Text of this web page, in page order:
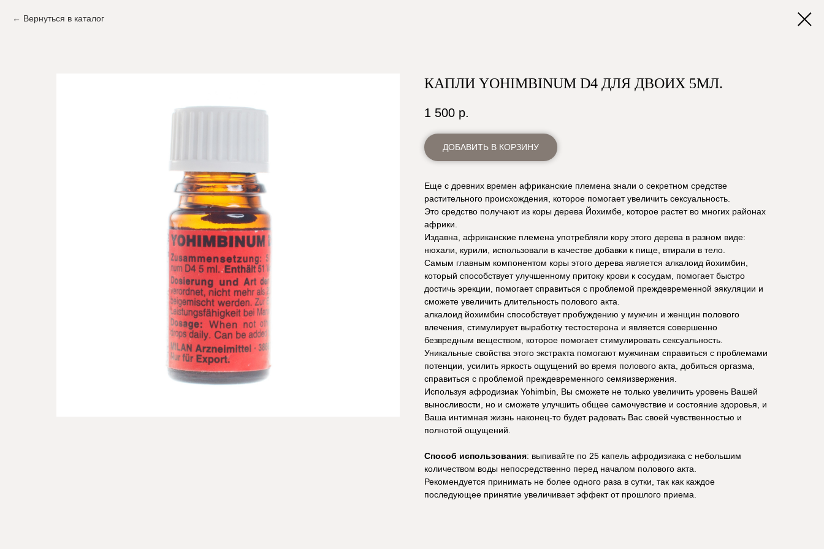
Вернуться в каталог
КАПЛИ YOHIMBINUM D4 ДЛЯ ДВОИХ 5МЛ.
1 500 р.
ДОБАВИТЬ В КОРЗИНУ
Еще с древних времен африканские племена знали о секретном средстве
растительного происхождения, которое помогает увеличить сексуальность.
Это средство получают из коры дерева Йохимбе, которое растет во многих районах
африки.
Издавна, африканские племена употребляли кору этого дерева в разном виде:
нюхали, курили, использовали в качестве добавки к пище, втирали в тело.
Самым главным компонентом коры этого дерева является алкалоид йохимбин,
который способствует улучшенному притоку крови к сосудам, помогает быстро
достичь эрекции, помогает справиться с проблемой преждевременной эякуляции и
сможете увеличить длительность полового акта.
алкалоид йохимбин способствует пробуждению у мужчин и женщин полового
влечения, стимулирует выработку тестостерона и является совершенно
безвредным веществом, которое помогает стимулировать сексуальность.
Уникальные свойства этого экстракта помогают мужчинам справиться с проблемами
потенции, усилить яркость ощущений во время полового акта, добиться оргазма,
справиться с проблемой преждевременного семяизвержения.
Используя афродизиак Yohimbin, Вы сможете не только увеличить уровень Вашей
выносливости, но и сможете улучшить общее самочувствие и состояние здоровья, и
Ваша интимная жизнь наконец-то будет радовать Вас своей чувственностью и
полнотой ощущений.
Способ использования: выпивайте по 25 капель афродизиака с небольшим
количеством воды непосредственно перед началом полового акта.
Рекомендуется принимать не более одного раза в сутки, так как каждое
последующее принятие увеличивает эффект от прошлого приема.